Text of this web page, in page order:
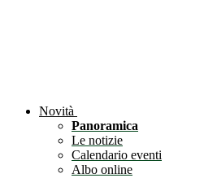
Novità
Panoramica
Le notizie
Calendario eventi
Albo online